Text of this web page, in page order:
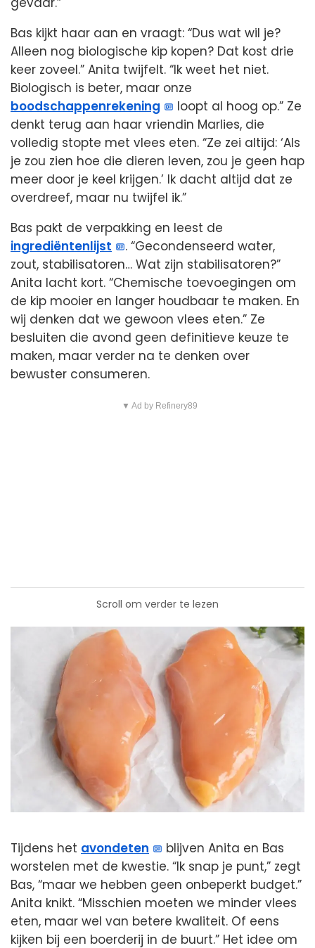
Bas kijkt haar aan en vraagt: “Dus wat wil je?
Alleen nog biologische kip kopen? Dat kost drie
keer zoveel.” Anita twijfelt. “Ik weet het niet.
Biologisch is beter, maar onze
boodschappenrekening
loopt al hoog op.” Ze
denkt terug aan haar vriendin Marlies, die
volledig stopte met vlees eten. “Ze zei altijd: ‘Als
je zou zien hoe die dieren leven, zou je geen hap
meer door je keel krijgen.’ Ik dacht altijd dat ze
overdreef, maar nu twijfel ik.”
Bas pakt de verpakking en leest de
ingrediëntenlijst
. “Gecondenseerd water,
zout, stabilisatoren… Wat zijn stabilisatoren?”
Anita lacht kort. “Chemische toevoegingen om
de kip mooier en langer houdbaar te maken. En
wij denken dat we gewoon vlees eten.” Ze
besluiten die avond geen definitieve keuze te
maken, maar verder na te denken over
bewuster consumeren.
▼ Ad by Refinery89
Scroll om verder te lezen
Tijdens het avondeten
blijven Anita en Bas
worstelen met de kwestie. “Ik snap je punt,” zegt
Bas, “maar we hebben geen onbeperkt budget.”
Anita knikt. “Misschien moeten we minder vlees
eten, maar wel van betere kwaliteit. Of eens
kijken bij een boerderij in de buurt.” Het idee om